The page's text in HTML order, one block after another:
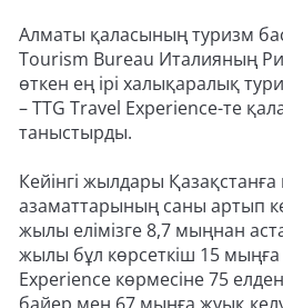
Алматы қаласының туризм
Tourism Bureau Италияның
өткен ең ірі халықаралық
– TTG Travel Experience-те
таныстырды.
Кейінгі жылдары Қазақстанға
азаматтарының саны артып
жылы елімізге 8,7 мыңнан
жылы бұл көрсеткіш 15 мыңға
Experience көрмесіне 75